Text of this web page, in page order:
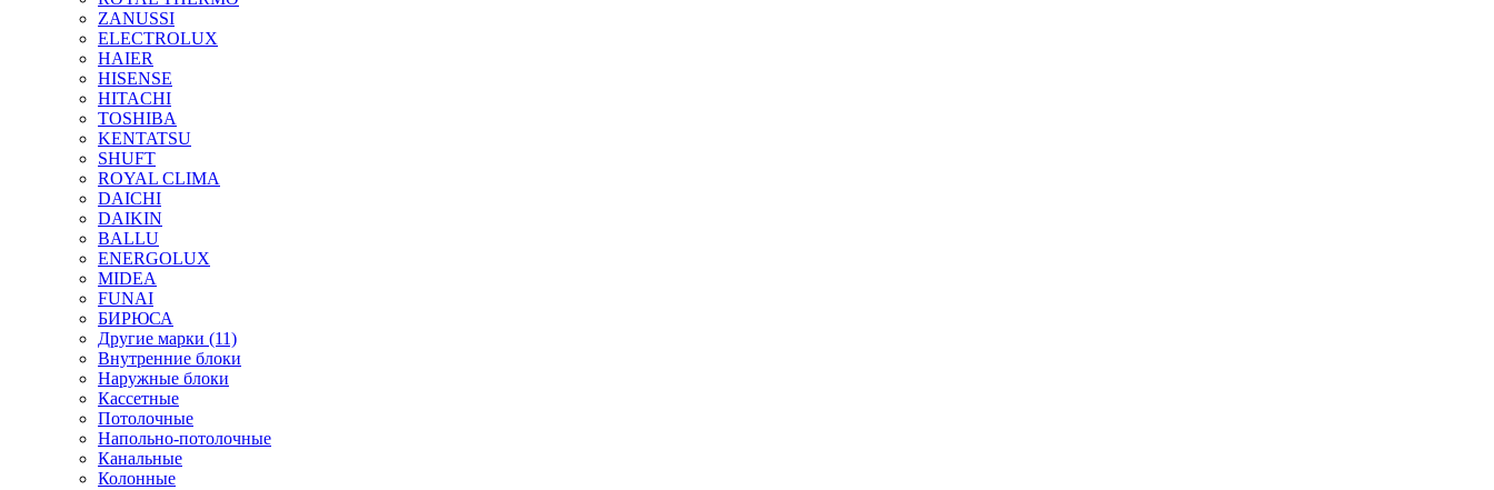
ZANUSSI
ELECTROLUX
HAIER
HISENSE
HITACHI
TOSHIBA
KENTATSU
SHUFT
ROYAL CLIMA
DAICHI
DAIKIN
BALLU
ENERGOLUX
MIDEA
FUNAI
БИРЮСА
Другие марки (11)
Внутренние блоки
Наружные блоки
Кассетные
Потолочные
Напольно-потолочные
Канальные
Колонные